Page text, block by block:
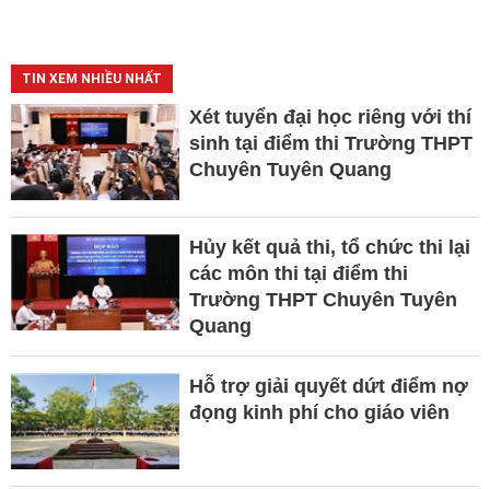
TIN XEM NHIỀU NHẤT
Xét tuyển đại học riêng với thí
sinh tại điểm thi Trường THPT
Chuyên Tuyên Quang
Hủy kết quả thi, tổ chức thi lại
các môn thi tại điểm thi
Trường THPT Chuyên Tuyên
Quang
Hỗ trợ giải quyết dứt điểm nợ
đọng kinh phí cho giáo viên